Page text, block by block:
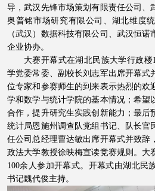
导，武汉先锋市场策划有限责任公司、
奥普铭市场研究有限公司、湖北维度
（武汉）数据科技有限公司、武汉恒
企业协办。
大赛开幕式在湖北民族大学行政楼
学党委常委、副校长刘志军出席开幕式
位专家和参赛师生的到来表示热烈的欢
学和数学与统计学院的基本情况；希望
合作，提升研究生实践创新能力；最后
统计局恩施州调查队党组书记、队长官
任公司总经理曹达敏出席开幕式并致辞
政法大学教授徐映梅宣读竞赛规则。大
100余人参加开幕式。开幕式由湖北民
书记魏代俊主持。